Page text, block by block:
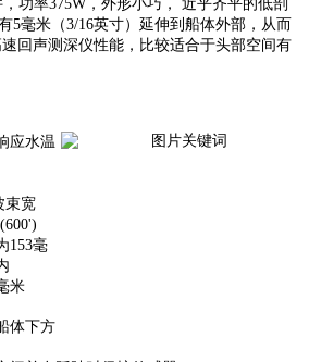
功率375W，外形小巧， 近乎齐平的低剖
5毫米（3/16英寸）延伸到船体外部，从而
回声测深仪性能，比较适合于头部空间有
应水温
束宽
153毫
米
体下方